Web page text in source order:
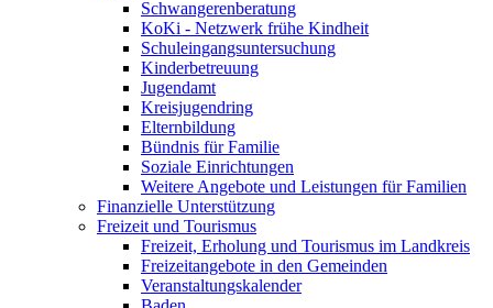
Schwangerenberatung
KoKi - Netzwerk frühe Kindheit
Schuleingangsuntersuchung
Kinderbetreuung
Jugendamt
Kreisjugendring
Elternbildung
Bündnis für Familie
Soziale Einrichtungen
Weitere Angebote und Leistungen für Familien
Finanzielle Unterstützung
Freizeit und Tourismus
Freizeit, Erholung und Tourismus im Landkreis
Freizeitangebote in den Gemeinden
Veranstaltungskalender